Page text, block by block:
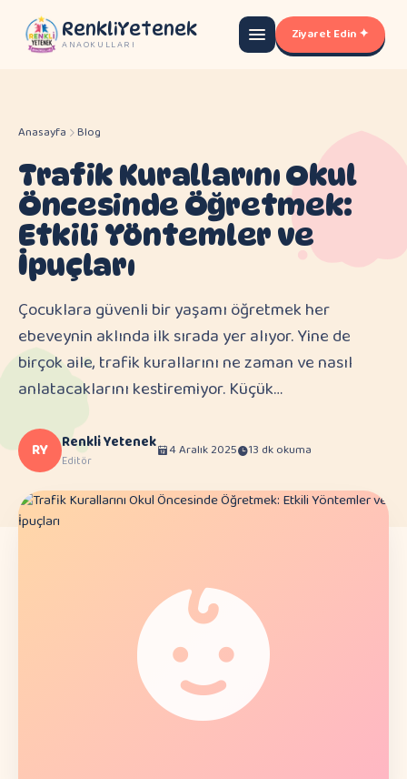
RenkliYetenek
ANAOKULLARI
Ziyaret Edin ✦
Anasayfa Blog
Trafik Kurallarını Okul
Öncesinde Öğretmek:
Etkili Yöntemler ve
İpuçları
Çocuklara güvenli bir yaşamı öğretmek her
ebeveynin aklında ilk sırada yer alıyor. Yine de
birçok aile, trafik kurallarını ne zaman ve nasıl
anlatacaklarını kestiremiyor. Küçük…
RY Renkli Yetenek
Editör
4 Aralık 2025 13 dk okuma